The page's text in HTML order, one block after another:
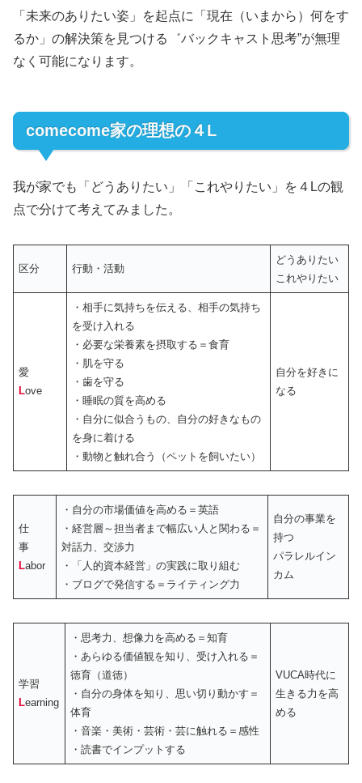
「未来のありたい姿」を起点に「現在（いまから）何をす
るか」の解決策を見つける゛バックキャスト思考”が無理
なく可能になります。
comecome家の理想の４L
我が家でも「どうありたい」「これやりたい」を４Lの観
点で分けて考えてみました。
区分 行動・活動
どうありたい
これやりたい
愛
Love
・相手に気持ちを伝える、相手の気持ち
を受け入れる
・必要な栄養素を摂取する＝食育
・肌を守る
・歯を守る
・睡眠の質を高める
・自分に似合うもの、自分の好きなもの
を身に着ける
・動物と触れ合う（ペットを飼いたい）
自分を好きに
なる
仕
事
Labor
・自分の市場価値を高める＝英語
・経営層～担当者まで幅広い人と関わる＝
対話力、交渉力
・「人的資本経営」の実践に取り組む
・ブログで発信する＝ライティング力
自分の事業を
持つ
パラレルイン
カム
学習
Learning
・思考力、想像力を高める＝知育
・あらゆる価値観を知り、受け入れる＝
徳育（道徳）
・自分の身体を知り、思い切り動かす＝
体育
・音楽・美術・芸術・芸に触れる＝感性
・読書でインプットする
VUCA時代に
生きる力を高
める